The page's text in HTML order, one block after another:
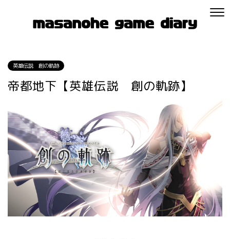
英雄伝説 創の軌跡
帝都地下【英雄伝説 創の軌跡】